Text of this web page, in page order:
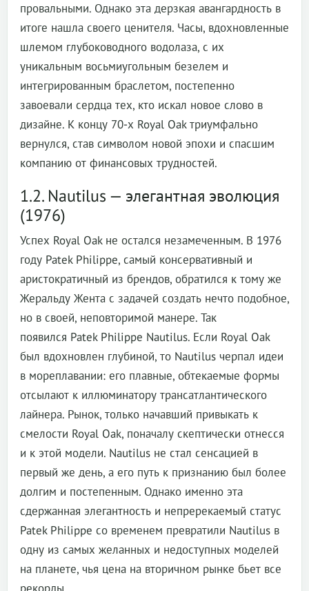
провальными. Однако эта дерзкая авангардность в
итоге нашла своего ценителя. Часы, вдохновленные
шлемом глубоководного водолаза, с их
уникальным восьмиугольным безелем и
интегрированным браслетом, постепенно
завоевали сердца тех, кто искал новое слово в
дизайне. К концу 70-х Royal Oak триумфально
вернулся, став символом новой эпохи и спасшим
компанию от финансовых трудностей.
1.2. Nautilus — элегантная эволюция
(1976)
Успех Royal Oak не остался незамеченным. В 1976
году Patek Philippe, самый консервативный и
аристократичный из брендов, обратился к тому же
Жеральду Жента с задачей создать нечто подобное,
но в своей, неповторимой манере. Так
появился Patek Philippe Nautilus. Если Royal Oak
был вдохновлен глубиной, то Nautilus черпал идеи
в мореплавании: его плавные, обтекаемые формы
отсылают к иллюминатору трансатлантического
лайнера. Рынок, только начавший привыкать к
смелости Royal Oak, поначалу скептически отнесся
и к этой модели. Nautilus не стал сенсацией в
первый же день, а его путь к признанию был более
долгим и постепенным. Однако именно эта
сдержанная элегантность и непререкаемый статус
Patek Philippe со временем превратили Nautilus в
одну из самых желанных и недоступных моделей
на планете, чья цена на вторичном рынке бьет все